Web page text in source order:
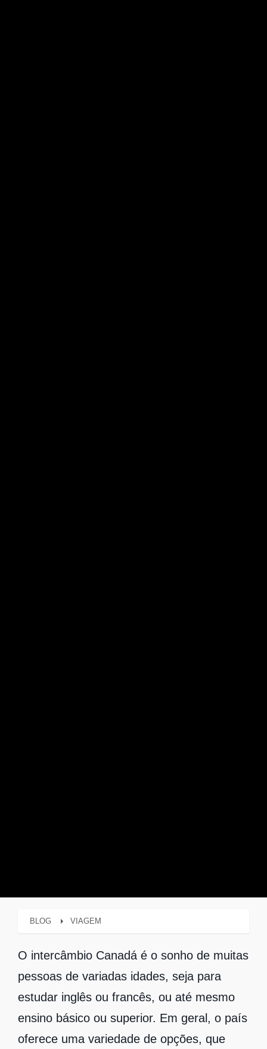
BLOG VIAGEM
O intercâmbio Canadá é o sonho de muitas
pessoas de variadas idades, seja para
estudar inglês ou francês, ou até mesmo
ensino básico ou superior. Em geral, o país
oferece uma variedade de opções, que